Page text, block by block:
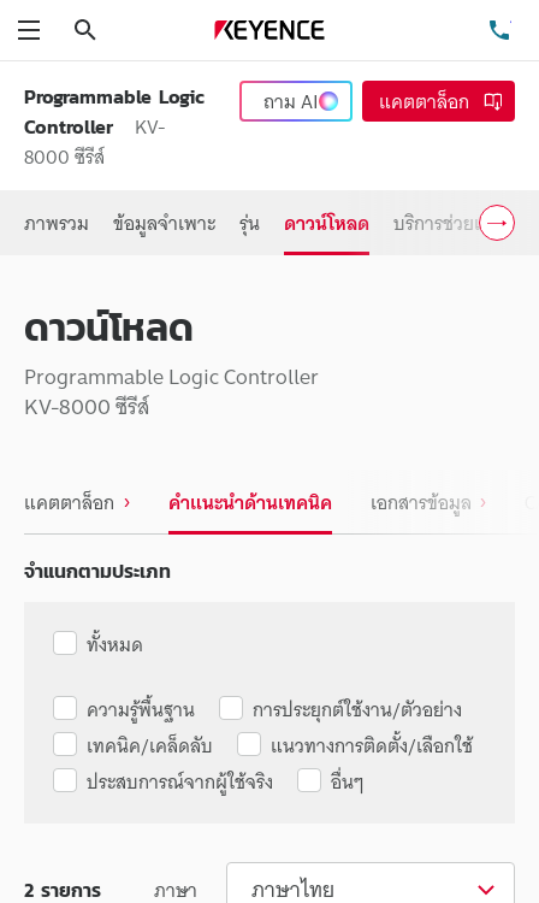
Programmable Logic
Controller
KV-
8000 ซีรีส์
ถามAI แคตตาล็อก
ภาพรวม ข้อมูลจำเพาะ รุ่น ดาวน์โหลด บริการช่วยเหลือ
ดาวน์โหลด
Programmable Logic Controller
KV-8000 ซีรีส์
แคตตาล็อก คำแนะนำด้านเทคนิค เอกสารข้อมูล
จำแนกตามประเภท
ทั้งหมด
ความรู้พื้นฐาน
การประยุกต์ใช้งาน/ตัวอย่าง
เทคนิค/เคล็ดลับ
แนวทางการติดตั้ง/เลือกใช้
ประสบการณ์จากผู้ใช้จริง
อื่นๆ
ภาษา ภาษาไทย
2 รายการ